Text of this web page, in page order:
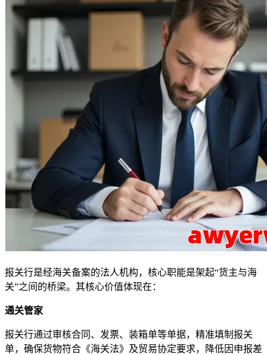
报关行是经海关备案的法人机构，核心职能是架起“货主与海
关”之间的桥梁。其核心价值体现在：
通关管家
报关行通过审核合同、发票、装箱单等单据，精准填制报关
单，确保货物符合《海关法》及贸易协定要求，降低因申报差